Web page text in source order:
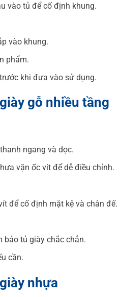
vào tủ để cố định khung.
vào khung.
phẩm.
khi đưa vào sử dụng.
gỗ nhiều tầng
ngang và dọc.
vặn ốc vít để dễ điều chỉnh.
để cố định mặt kệ và chân đế.
bảo tủ giày chắc chắn.
cần.
nhựa